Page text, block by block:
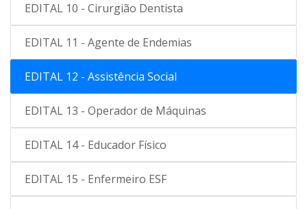
EDITAL 10 - Cirurgião Dentista
EDITAL 11 - Agente de Endemias
EDITAL 12 - Assistência Social
EDITAL 13 - Operador de Máquinas
EDITAL 14 - Educador Físico
EDITAL 15 - Enfermeiro ESF